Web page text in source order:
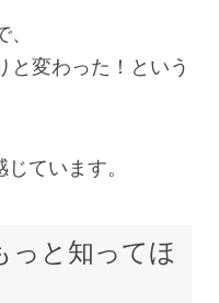
と変わった！という
ています。
っと知ってほ